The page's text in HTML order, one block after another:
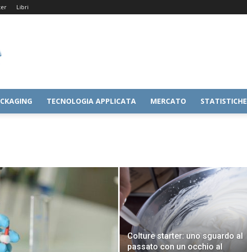
Libri
TECNOLOGIA APPLICATA MERCATO STATISTICHE
Colture starter: uno sguardo al
passato con un occhio al